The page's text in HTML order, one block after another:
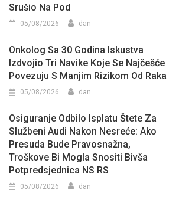
Srušio Na Pod
05/08/2026 dan
Onkolog Sa 30 Godina Iskustva
Izdvojio Tri Navike Koje Se Najčešće
Povezuju S Manjim Rizikom Od Raka
05/08/2026 dan
Osiguranje Odbilo Isplatu Štete Za
Službeni Audi Nakon Nesreće: Ako
Presuda Bude Pravosnažna,
Troškove Bi Mogla Snositi Bivša
Potpredsjednica NS RS
05/08/2026 dan